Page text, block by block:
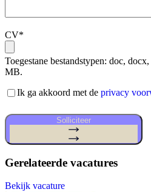
CV*
Toegestane bestandstypen: doc,
MB.
Akkoord
voorwaarden*
Ik ga akkoord met de privacy
Solliciteer
Gerelateerde vacatures
Bekijk vacature